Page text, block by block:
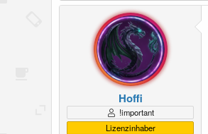
Hoffi
!important
Lizenzinhaber